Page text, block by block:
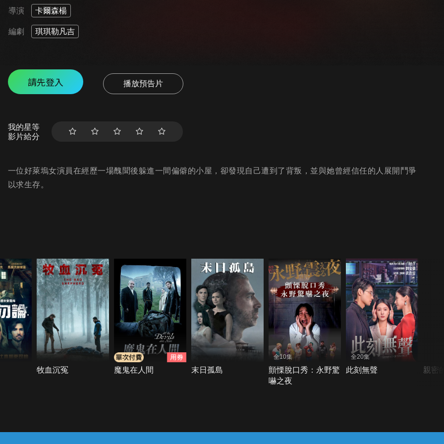
導演 卡爾森楊
編劇 琪琪勒凡吉
請先登入 播放預告片
我的星等
影片給分
一位好萊塢女演員在經歷一場醜聞後躲進一間偏僻的小屋，卻發現自己遭到了背叛，並與她曾經信任的人展開鬥爭
以求生存。
牧血沉冤 魔鬼在人間 末日孤島
全10集
顫慄脫口秀：永野驚
嚇之夜
全20集
此刻無聲 親密